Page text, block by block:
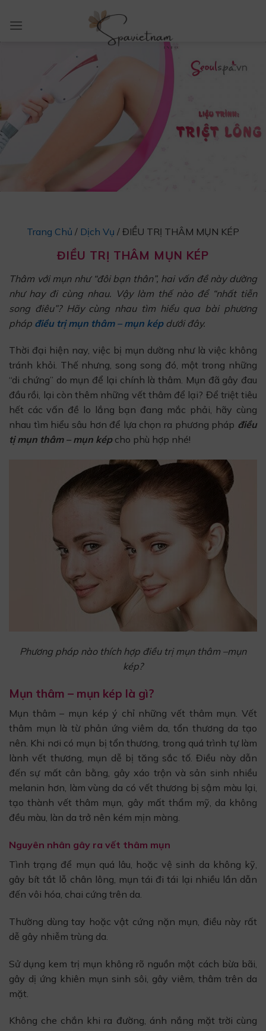
Trang Chủ / Dịch Vụ / ĐIỀU TRỊ THÂM MỤN KÉP
ĐIỀU TRỊ THÂM MỤN KÉP
Thâm với mụn như “đôi bạn thân”, hai vấn đề này dường
như hay đi cùng nhau. Vậy làm thế nào để “nhất tiễn
song điêu”? Hãy cùng nhau tìm hiểu qua bài phương
pháp điều trị mụn thâm – mụn képdưới đây.
Thời đại hiện nay, việc bị mụn dường như là việc không
tránh khỏi. Thế nhưng, song song đó, một trong những
“di chứng” do mụn để lại chính là thâm. Mụn đã gây đau
đầu rồi, lại còn thêm những vết thâm để lại? Để triệt tiêu
hết các vấn đề lo lắng bạn đang mắc phải, hãy cùng
nhau tìm hiểu sâu hơn để lựa chọn ra phương pháp điều
tị mụn thâm – mụn kép cho phù hợp nhé!
Phương pháp nào thích hợp điều trị mụn thâm –mụn
kép?
Mụn thâm – mụn kép là gì?
Mụn thâm – mụn kép ý chỉ những vết thâm mụn. Vết
thâm mụn là từ phản ứng viêm da, tổn thương da tạo
nên. Khi nơi có mụn bị tổn thương, trong quá trình tự làm
lành vết thương, mụn dễ bị tăng sắc tố. Điều này dẫn
đến sự mất cân bằng, gây xáo trộn và sản sinh nhiều
melanin hơn, làm vùng da có vết thương bị sậm màu lại,
tạo thành vết thâm mụn, gây mất thẩm mỹ, da không
đều màu, làn da trở nên kém mịn màng.
Nguyên nhân gây ra vết thâm mụn
Tình trạng để mụn quá lâu, hoặc vệ sinh da không kỹ,
gây bít tắt lỗ chân lông, mụn tái đi tái lại nhiều lần dẫn
đến vôi hóa, chai cứng trên da.
Thường dùng tay hoặc vật cứng nặn mụn, điều này rất
dễ gây nhiễm trùng da.
Sử dụng kem trị mụn không rõ nguồn một cách bừa bãi,
gây dị ứng khiên mụn sinh sôi, gây viêm, thâm trên da
mặt.
Không che chắn khi ra đường, ánh nắng mặt trời cùng